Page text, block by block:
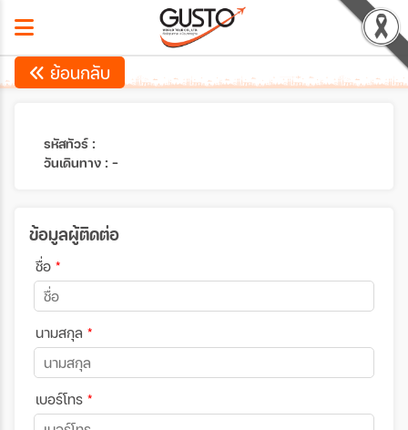
ย้อนกลับ
รหัสทัวร์ :
วันเดินทาง : -
ข้อมูลผู้ติดต่อ
ชื่อ *
นามสกุล *
เบอร์โทร *